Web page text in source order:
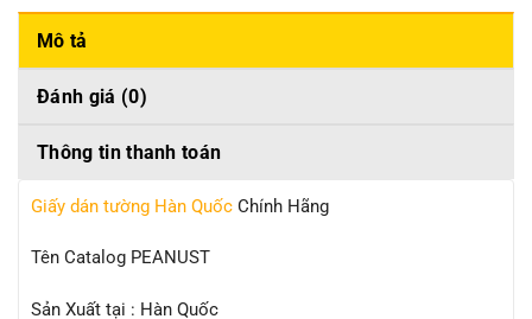
Mô tả
Đánh giá (0)
Thông tin thanh toán
Giấy dán tường Hàn Quốc Chính Hãng
Tên Catalog PEANUST
Sản Xuất tại : Hàn Quốc